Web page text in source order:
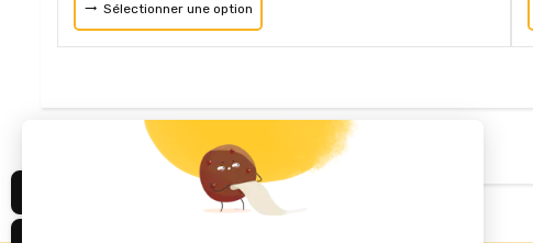
Sélectionner une option
Affichage 1-2 de 2 article(s)